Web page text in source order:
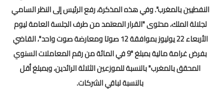
المستوى الثاني
المستوى الثالث
المستوى الرابع
المستوى الخامس
النفطيين بالمغرب". وفي هذه المذكرة، رفع الرئيس إلى النظر السامي
لجلالة الملك، محتوى "القرار المعتمد من طرف الجلسة العامة ليوم
الأربعاء 22 يوليوز بموافقة 12 صوتا ومعارضة صوت واحد"، القاضي
بفرض غرامة مالية بمبلغ "9 في المائة من رقم المعاملات السنوي
المحقق بالمغرب" بالنسبة للموزعين الثلاثة الرائدين، وبمبلغ أقل
بالنسبة لباقي الشركات.